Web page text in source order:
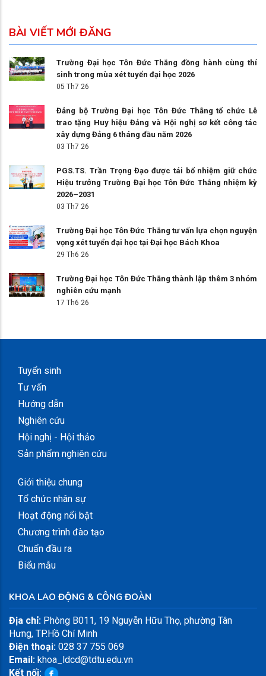
BÀI VIẾT MỚI ĐĂNG
Trường Đại học Tôn Đức Thắng đồng hành cùng thí
sinh trong mùa xét tuyển đại học 2026
05 Th7 26
Đảng bộ Trường Đại học Tôn Đức Thắng tổ chức Lễ
trao tặng Huy hiệu Đảng và Hội nghị sơ kết công tác
xây dựng Đảng 6 tháng đầu năm 2026
03 Th7 26
PGS.TS. Trần Trọng Đạo được tái bổ nhiệm giữ chức
Hiệu trưởng Trường Đại học Tôn Đức Thắng nhiệm kỳ
2026–2031
03 Th7 26
Trường Đại học Tôn Đức Thắng tư vấn lựa chọn nguyện
vọng xét tuyển đại học tại Đại học Bách Khoa
29 Th6 26
Trường Đại học Tôn Đức Thắng thành lập thêm 3 nhóm
nghiên cứu mạnh
17 Th6 26
Tuyển sinh
Tư vấn
Hướng dẫn
Nghiên cứu
Hội nghị - Hội thảo
Sản phẩm nghiên cứu
Giới thiệu chung
Tổ chức nhân sự
Hoạt động nổi bật
Chương trình đào tạo
Chuẩn đầu ra
Biểu mẫu
KHOA LAO ĐỘNG & CÔNG ĐOÀN
Địa chỉ: Phòng B011, 19 Nguyễn Hữu Thọ, phường Tân
Hưng, TP.Hồ Chí Minh
Điện thoại: 028 37 755 069
Email: khoa_ldcd@tdtu.edu.vn
Kết nối: